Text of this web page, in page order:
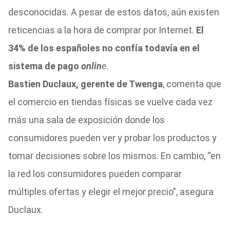
desconocidas. A pesar de estos datos, aún existen
reticencias a la hora de comprar por Internet. El
34% de los españoles no confía todavía en el
sistema de pago online.
Bastien Duclaux, gerente de Twenga, comenta que
el comercio en tiendas físicas se vuelve cada vez
más una sala de exposición donde los
consumidores pueden ver y probar los productos y
tomar decisiones sobre los mismos. En cambio, “en
la red los consumidores pueden comparar
múltiples ofertas y elegir el mejor precio”, asegura
Duclaux.